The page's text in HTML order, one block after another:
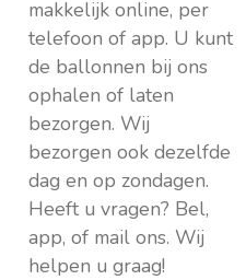
makkelijk online, per
telefoon of app. U kunt
de ballonnen bij ons
ophalen of laten
bezorgen. Wij
bezorgen ook dezelfde
dag en op zondagen.
Heeft u vragen? Bel,
app, of mail ons. Wij
helpen u graag!